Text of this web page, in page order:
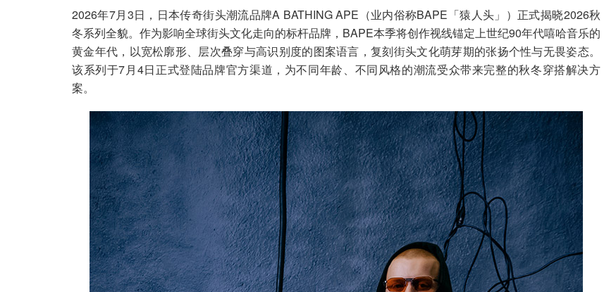
2026年7月3日，日本传奇街头潮流品牌A BATHING APE（业内俗称BAPE「猿人头」）正式揭晓2026秋
冬系列全貌。作为影响全球街头文化走向的标杆品牌，BAPE本季将创作视线锚定上世纪90年代嘻哈音乐的
黄金年代，以宽松廓形、层次叠穿与高识别度的图案语言，复刻街头文化萌芽期的张扬个性与无畏姿态。
该系列于7月4日正式登陆品牌官方渠道，为不同年龄、不同风格的潮流受众带来完整的秋冬穿搭解决方
案。